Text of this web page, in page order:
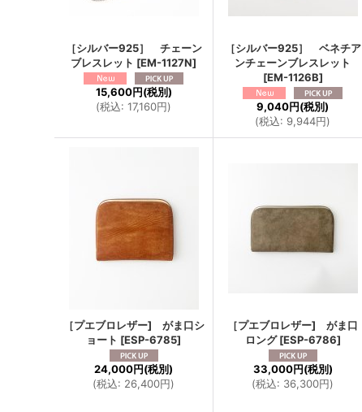
［シルバー925］ チェーン
ブレスレット [EM-1127N]
15,600円(税別)
(税込: 17,160円)
［シルバー925］ ベネチア
ンチェーンブレスレット
[EM-1126B]
9,040円(税別)
(税込: 9,944円)
［プエブロレザー] がま口シ
ョート [ESP-6785]
24,000円(税別)
(税込: 26,400円)
［プエブロレザー] がま口
ロング [ESP-6786]
33,000円(税別)
(税込: 36,300円)